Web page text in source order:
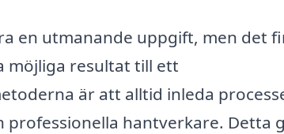
en utmanande uppgift, men det
möjliga resultat till ett
är att alltid inleda
hantverkare. Detta